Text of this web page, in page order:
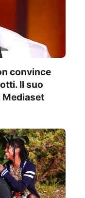
convince
Il suo